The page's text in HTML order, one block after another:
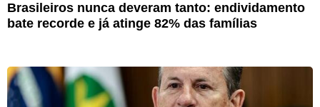
Brasileiros nunca deveram tanto: endividamento
bate recorde e já atinge 82% das famílias